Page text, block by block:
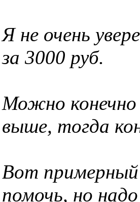
Я не очень
за 3000 руб.
Можно конечно
выше, тогда
Вот примерный
помочь, но